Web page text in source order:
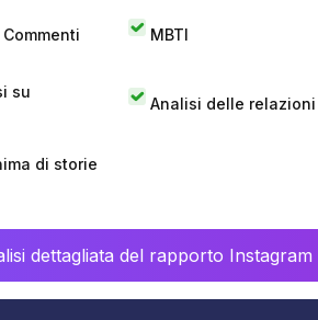
MBTI
su
Analisi delle relazioni
di storie
dettagliata del rapporto Instagram